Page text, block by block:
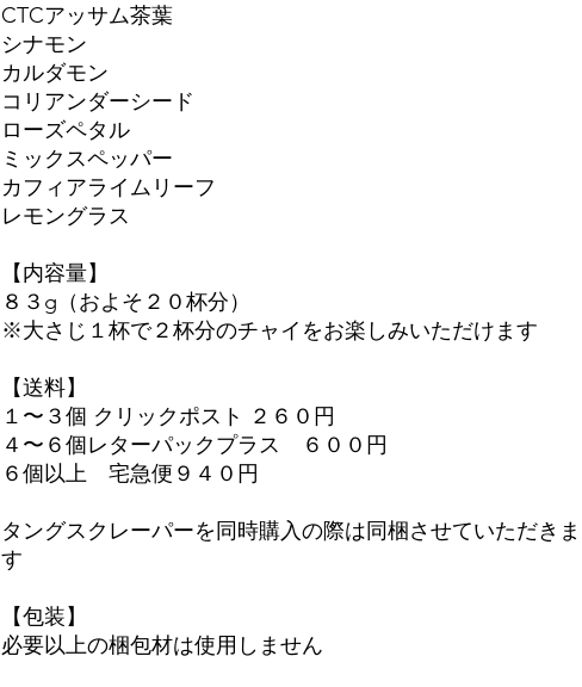
CTCアッサム茶葉
シナモン
カルダモン
コリアンダーシード
ローズペタル
ミックスペッパー
カフィアライムリーフ
レモングラス
【内容量】
８３g（およそ２０杯分）
※大さじ１杯で２杯分のチャイをお楽しみいただけます
【送料】
１〜３個 クリックポスト ２６０円
４〜６個レターパックプラス ６００円
６個以上 宅急便９４０円
タングスクレーパーを同時購入の際は同梱させていただきま
す
【包装】
必要以上の梱包材は使用しません